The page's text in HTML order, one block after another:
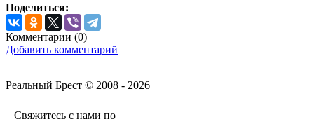
Поделиться:
Комментарии (0)
Добавить комментарий
Реальный Брест © 2008 - 2026
Свяжитесь с нами по